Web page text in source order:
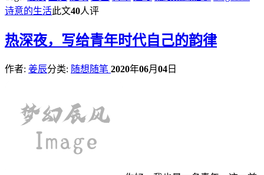
诗意的生活此文40人评
热深夜，写给青年时代自己的韵律
作者: 姜辰分类: 随想随笔 2020年06月 04 日